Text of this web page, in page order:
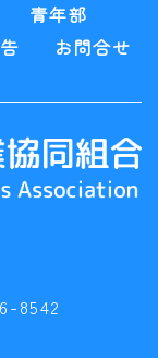
青年部
お問合せ
8542